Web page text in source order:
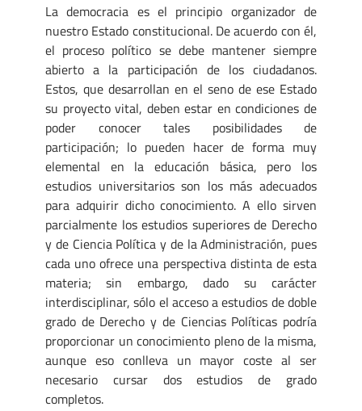
La democracia es el principio organizador de
nuestro Estado constitucional. De acuerdo con él,
el proceso político se debe mantener siempre
abierto a la participación de los ciudadanos.
Estos, que desarrollan en el seno de ese Estado
su proyecto vital, deben estar en condiciones de
poder conocer tales posibilidades de
participación; lo pueden hacer de forma muy
elemental en la educación básica, pero los
estudios universitarios son los más adecuados
para adquirir dicho conocimiento. A ello sirven
parcialmente los estudios superiores de Derecho
y de Ciencia Política y de la Administración, pues
cada uno ofrece una perspectiva distinta de esta
materia; sin embargo, dado su carácter
interdisciplinar, sólo el acceso a estudios de doble
grado de Derecho y de Ciencias Políticas podría
proporcionar un conocimiento pleno de la misma,
aunque eso conlleva un mayor coste al ser
necesario cursar dos estudios de grado
completos.